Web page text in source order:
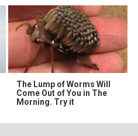
The Lump of Worms Will
Come Out of You in The
Morning. Try it